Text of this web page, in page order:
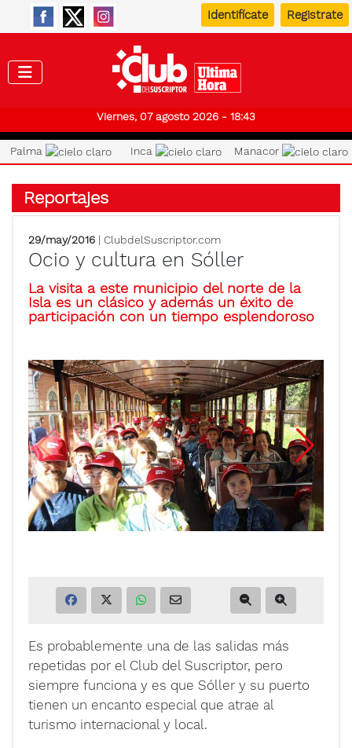
Identifícate Registrate
Viernes, 07 agosto 2026 - 18:43
Palma Inca Manacor
Reportajes
29/may/2016 | ClubdelSuscriptor.com
Ocio y cultura en Sóller
La visita a este municipio del norte de la
Isla es un clásico y además un éxito de
participación con un tiempo esplendoroso
Es probablemente una de las salidas más
repetidas por el Club del Suscriptor, pero
siempre funciona y es que Sóller y su puerto
tienen un encanto especial que atrae al
turismo internacional y local.